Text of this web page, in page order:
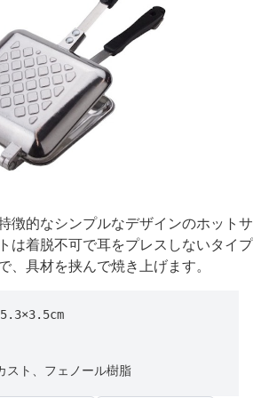
徴的なシンプルなデザインのホットサ
は着脱不可で耳をプレスしないタイプ
、具材を挟んで焼き上げます。
スト、フェノール樹脂